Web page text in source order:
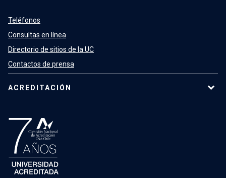
Teléfonos
Consultas en línea
Directorio de sitios de la UC
Contactos de prensa
ACREDITACIÓN